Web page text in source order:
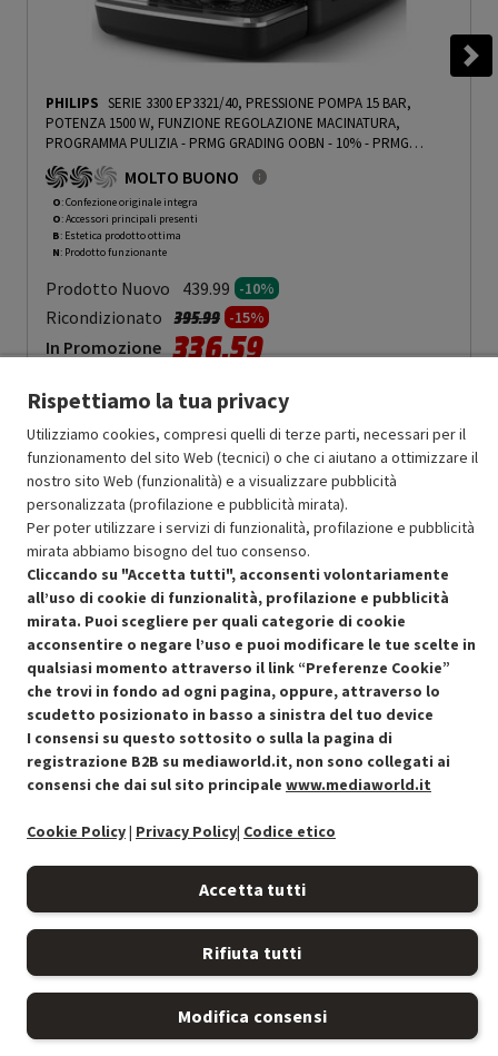
PHILIPS SERIE 3300 EP3321/40, PRESSIONE POMPA 15 BAR,
POTENZA 1500 W, FUNZIONE REGOLAZIONE MACINATURA,
PROGRAMMA PULIZIA - PRMG GRADING OOBN - 10%- PRMG
GRADING OOBN - 10%
MOLTO BUONO
O: Confezione originale integra
O: Accessori principali presenti
B: Estetica prodotto ottima
N: Prodotto funzionante
Prodotto Nuovo 439.99 -10%
Ricondizionato Prezzo ridotto da
395.99a-15%
In Promozione 336.59
Aggiungi al carrello
SCONTO RICONDIZIONATI
Approfitta dello sconto del 15% sul prodotto ricondizionato.
Condizioni generali di vendita
Cookie Policy
Preferenze cookie
Accessibilità
Recedere dal contratto qui
Rispettiamo la tua privacy
Utilizziamo cookies, compresi quelli di terze parti, necessari per il
funzionamento del sito Web (tecnici) o che ci aiutano a ottimizzare il
nostro sito Web (funzionalità) e a visualizzare pubblicità
personalizzata (profilazione e pubblicità mirata).
Per poter utilizzare i servizi di funzionalità, profilazione e pubblicità
mirata abbiamo bisogno del tuo consenso.
Cliccando su "Accetta tutti", acconsenti volontariamente
all’uso di cookie di funzionalità, profilazione e pubblicità
mirata. Puoi scegliere per quali categorie di cookie
acconsentire o negare l’uso e puoi modificare le tue scelte in
qualsiasi momento attraverso il link “Preferenze Cookie”
che trovi in fondo ad ogni pagina, oppure, attraverso lo
scudetto posizionato in basso a sinistra del tuo device
I consensi su questo sottosito o sulla la pagina di
registrazione B2B su mediaworld.it, non sono collegati ai
consensi che dai sul sito principale www.mediaworld.it
Cookie Policy| Privacy Policy| Codice etico
Accetta tutti
Rifiuta tutti
Modifica consensi